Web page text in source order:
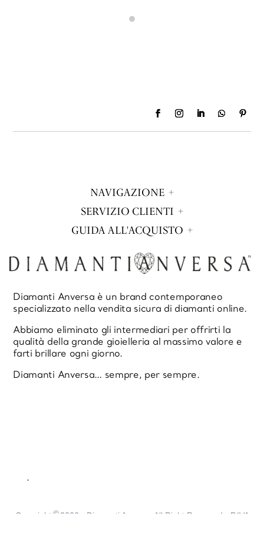
chiese di vendergliene 1 a 12.000.000 da
NAVIGAZIONE
SERVIZIO CLIENTI
GUIDA ALL'ACQUISTO
Diamanti Anversa è un brand contemporaneo
specializzato nella vendita sicura di diamanti online.
Abbiamo eliminato gli intermediari per offrirti la
qualità della grande gioielleria al massimo valore e
farti brillare ogni giorno.
Diamanti Anversa… sempre, per sempre.
.
Copyright© 2026 - Diamanti Anversa All Right Reserved - P.IVA